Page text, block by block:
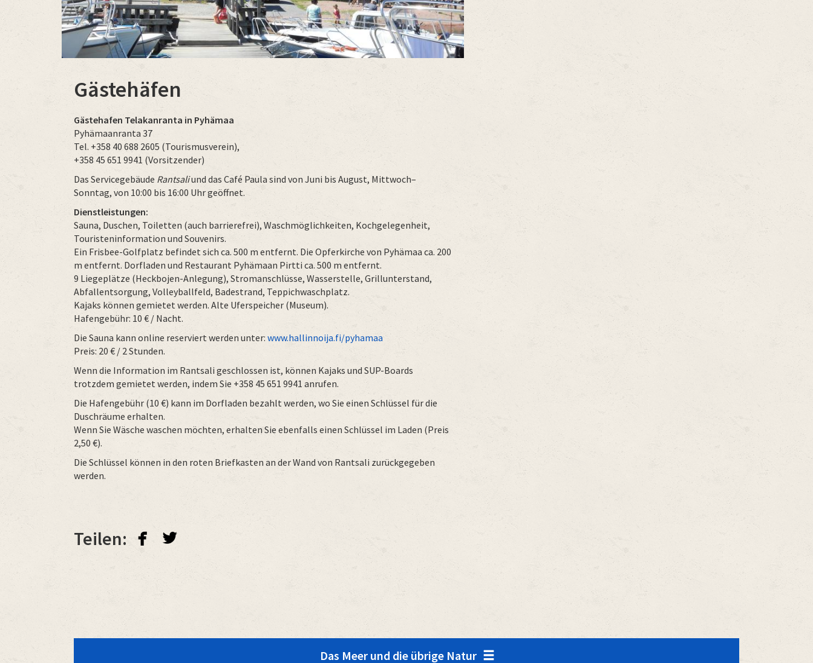
Gästehäfen
Gästehafen Telakanranta in Pyhämaa
Pyhämaanranta 37
Tel. +358 40 688 2605 (Tourismusverein),
+358 45 651 9941 (Vorsitzender)
Das Servicegebäude Rantsaliund das Café Paula sind von Juni bis August, Mittwoch–
Sonntag, von 10:00 bis 16:00 Uhr geöffnet.
Dienstleistungen:
Sauna, Duschen, Toiletten (auch barrierefrei), Waschmöglichkeiten, Kochgelegenheit,
Touristeninformation und Souvenirs.
Ein Frisbee-Golfplatz befindet sich ca. 500 m entfernt. Die Opferkirche von Pyhämaa ca. 200
m entfernt. Dorfladen und Restaurant Pyhämaan Pirtti ca. 500 m entfernt.
9 Liegeplätze (Heckbojen-Anlegung), Stromanschlüsse, Wasserstelle, Grillunterstand,
Abfallentsorgung, Volleyballfeld, Badestrand, Teppichwaschplatz.
Kajaks können gemietet werden. Alte Uferspeicher (Museum).
Hafengebühr: 10 € / Nacht.
Die Sauna kann online reserviert werden unter: www.hallinnoija.fi/pyhamaa
Preis: 20 € / 2 Stunden.
Wenn die Information im Rantsali geschlossen ist, können Kajaks und SUP-Boards
trotzdem gemietet werden, indem Sie +358 45 651 9941 anrufen.
Die Hafengebühr (10 €) kann im Dorfladen bezahlt werden, wo Sie einen Schlüssel für die
Duschräume erhalten.
Wenn Sie Wäsche waschen möchten, erhalten Sie ebenfalls einen Schlüssel im Laden (Preis
2,50 €).
Die Schlüssel können in den roten Briefkasten an der Wand von Rantsali zurückgegeben
werden.
Teilen: facebook twitterbird
Das Meer und die übrige Natur